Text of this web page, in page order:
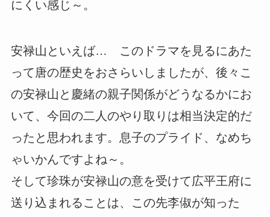
にくい感じ～。
安禄山といえば… このドラマを見るにあた
って唐の歴史をおさらいしましたが、後々こ
の安禄山と慶緒の親子関係がどうなるかにお
いて、今回の二人のやり取りは相当決定的だ
ったと思われます。息子のプライド、なめち
ゃいかんですよね～。
そして珍珠が安禄山の意を受けて広平王府に
送り込まれることは、この先李俶が知った